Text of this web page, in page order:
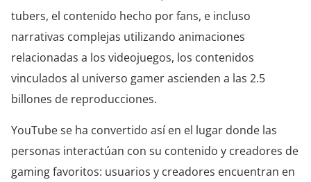
tubers, el contenido hecho por fans, e incluso
narrativas complejas utilizando animaciones
relacionadas a los videojuegos, los contenidos
vinculados al universo gamer ascienden a las 2.5
billones de reproducciones.
YouTube se ha convertido así en el lugar donde las
personas interactúan con su contenido y creadores de
gaming favoritos: usuarios y creadores encuentran en